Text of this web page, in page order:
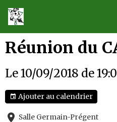
Réunion du
Le 10/09/2018 de
Ajouter au calendrier
Salle Germain-Prégent